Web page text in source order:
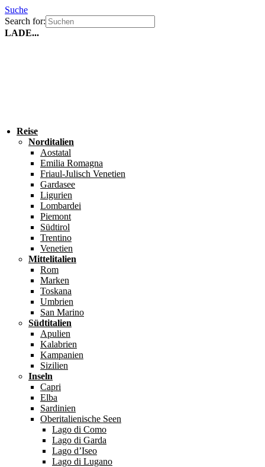
Suche
Search for:
LADE...
Reise
Norditalien
Aostatal
Emilia Romagna
Friaul-Julisch Venetien
Gardasee
Ligurien
Lombardei
Piemont
Südtirol
Trentino
Venetien
Mittelitalien
Rom
Marken
Toskana
Umbrien
San Marino
Südtitalien
Apulien
Kalabrien
Kampanien
Sizilien
Inseln
Capri
Elba
Sardinien
Oberitalienische Seen
Lago di Como
Lago di Garda
Lago d’Iseo
Lago di Lugano